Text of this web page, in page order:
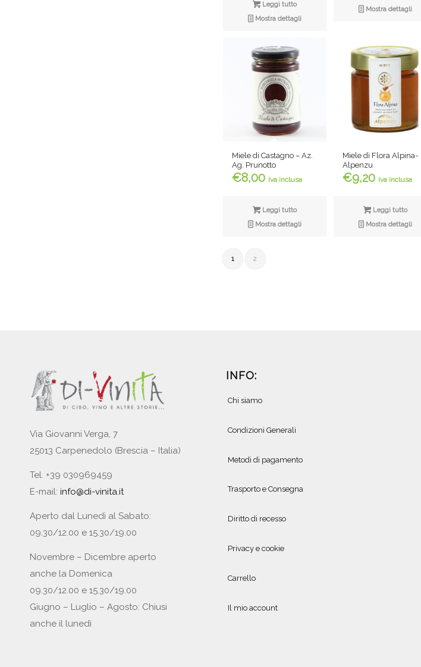
Leggi tutto
Mostra dettagli
Mostra dettagli
Miele di Castagno – Az.
Ag. Prunotto
€8,00 iva inclusa
Leggi tutto
Mostra dettagli
Miele di Flora Alpina-
Alpenzu
€9,20 iva inclusa
Leggi tutto
Mostra dettagli
1 2
Via Giovanni Verga, 7
25013 Carpenedolo (Brescia – Italia)
Tel. +39 030969459
E-mail: info@di-vinita.it
Aperto dal Lunedì al Sabato:
09.30/12.00 e 15.30/19.00
Novembre – Dicembre aperto
anche la Domenica
09.30/12.00 e 15.30/19.00
Giugno – Luglio – Agosto: Chiusi
anche il lunedì
INFO:
Chi siamo
Condizioni Generali
Metodi di pagamento
Trasporto e Consegna
Diritto di recesso
Privacy e cookie
Carrello
Il mio account